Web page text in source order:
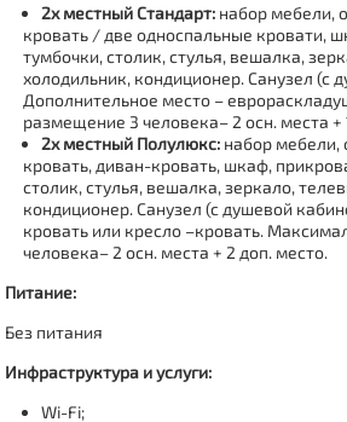
2х местный Стандарт: набор мебели,
кровать / две односпальные кровати,
тумбочки, столик, стулья, вешалка,
холодильник, кондиционер. Санузел (с
Дополнительное место –
размещение 3 человека– 2 осн. места +
2х местный Полулюкс: набор мебели,
кровать, диван-кровать, шкаф,
столик, стулья, вешалка, зеркало,
кондиционер. Санузел (с душевой
кровать или кресло –кровать.
человека– 2 осн. места + 2 доп. место.
Питание:
Без питания
Инфраструктура и услуги:
Wi-Fi;